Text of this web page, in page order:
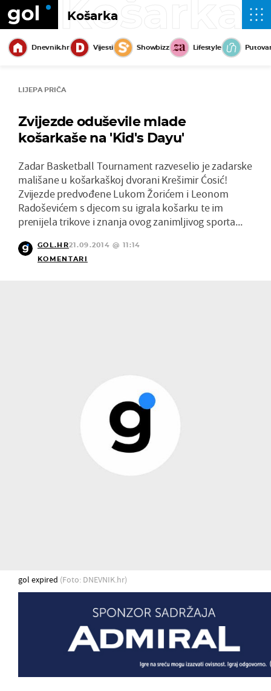
Košarka
Košarka
Dnevnik.hr Vijesti Showbizz Lifestyle
LIJEPA PRIČA
Zvijezde oduševile mlade
košarkaše na 'Kid's Dayu'
Zadar Basketball Tournament razveselio je zadarske
mališane u košarkaškoj dvorani Krešimir Ćosić!
Zvijezde predvođene Lukom Žorićem i Leonom
Radoševićem s djecom su igrala košarku te im
prenijela trikove i znanja ovog zanimljivog sporta...
GOL.HR21.09.2014 @ 11:14
KOMENTARI
gol expired (Foto: DNEVNIK.hr)